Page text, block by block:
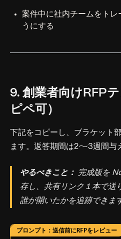
案件中に社内チームをトレ
うにする
9. 創業者向けRFP
ピペ可）
下記をコピーし、ブラケット
ます。返答期間は2〜3週間与
やるべきこと：
完成版を
存し、共有リンク１本で送
誰が開いたかを追跡できま